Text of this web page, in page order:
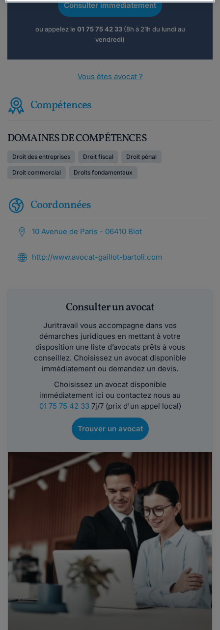
Consulter immédiatement
ou appelez le 01 75 75 42 33(8h à 21h du lundi au
vendredi)
Vous êtes avocat ?
Compétences
DOMAINES DE COMPÉTENCES
Droit des entreprises Droit fiscal Droit pénal
Droit commercial Droits fondamentaux
Coordonnées
10 Avenue de Paris - 06410 Biot
http://www.avocat-gaillot-bartoli.com
Consulter un avocat
Juritravail vous accompagne dans vos
démarches juridiques en mettant à votre
disposition une liste d’avocats prêts à vous
conseillez. Choisissez un avocat disponible
immédiatement ou demandez un devis.
Choisissez un avocat disponible
immédiatement ici ou contactez nous au
01 75 75 42 337j/7 (prix d'un appel local)
Trouver un avocat